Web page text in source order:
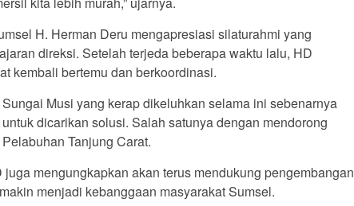
H. Herman Deru mengapresiasi silaturahmi yang
direksi. Setelah terjeda beberapa waktu lalu, HD
kembali bertemu dan berkoordinasi.
Musi yang kerap dikeluhkan selama ini sebenarnya
dicarikan solusi. Salah satunya dengan mendorong
Tanjung Carat.
mengungkapkan akan terus mendukung pengembangan
menjadi kebanggaan masyarakat Sumsel.